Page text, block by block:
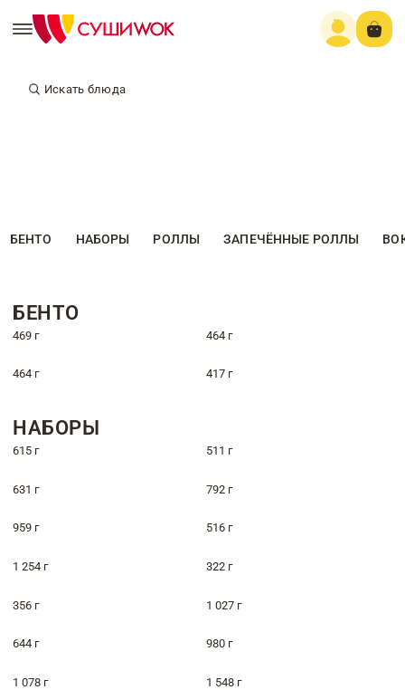
Искать блюда
БЕНТО НАБОРЫ РОЛЛЫ ЗАПЕЧЁННЫЕ РОЛЛЫ
БЕНТО
469 г 464 г
464 г 417 г
НАБОРЫ
615 г 511 г
631 г 792 г
959 г 516 г
1 254 г 322 г
356 г 1 027 г
644 г 980 г
1 078 г 1 548 г